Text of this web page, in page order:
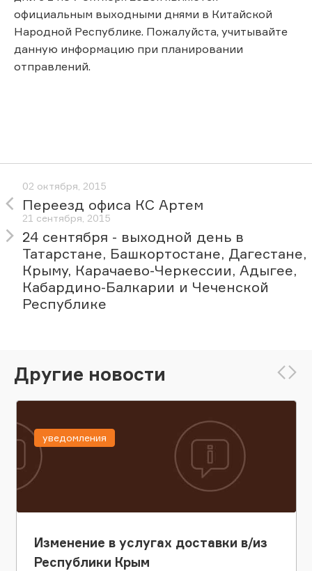
официальным выходными днями в Китайской
Народной Республике. Пожалуйста, учитывайте
данную информацию при планировании
отправлений.
02 октября, 2015
Переезд офиса КС Артем
21 сентября, 2015
24 сентября - выходной день в
Татарстане, Башкортостане, Дагестане,
Крыму, Карачаево-Черкессии, Адыгее,
Кабардино-Балкарии и Чеченской
Республике
Другие новости
Изменение в услугах доставки в/из
Республики Крым
уведомления